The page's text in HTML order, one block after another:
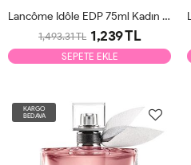
Lancôme Idôle EDP 75ml Kadın Parfüm Tester
1,493.31 TL 1,239 TL
SEPETE EKLE
KARGO
BEDAVA